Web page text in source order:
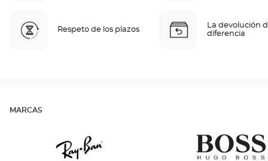
Respeto de los plazos
La devolución
diferencia
MARCAS